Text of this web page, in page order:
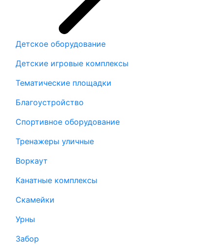
Детское оборудование
Детские игровые комплексы
Тематические площадки
Благоустройство
Спортивное оборудование
Тренажеры уличные
Воркаут
Канатные комплексы
Скамейки
Урны
Забор